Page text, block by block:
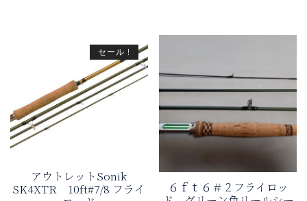
選
択
で
す
セール !
アウトレットSonik
SK4XTR 10ft#7/8 フライ
６ｆｔ６＃２フライロッ